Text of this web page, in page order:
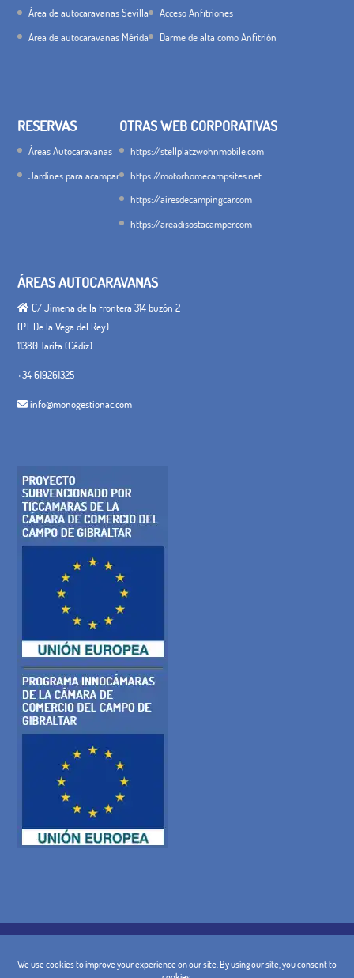
Área de autocaravanas Sevilla
Área de autocaravanas Mérida
Acceso Anfitriones
Darme de alta como Anfitrión
RESERVAS
Áreas Autocaravanas
Jardines para acampar
OTRAS WEB CORPORATIVAS
https://stellplatzwohnmobile.com
https://motorhomecampsites.net
https://airesdecampingcar.com
https://areadisostacamper.com
ÁREAS AUTOCARAVANAS
C/ Jimena de la Frontera 314 buzón 2
(P.I. De la Vega del Rey)
11380 Tarifa (Cádiz)
+34 619261325
info@monogestionac.com
AVISO LEGAL
CONDICIONES GENERALES